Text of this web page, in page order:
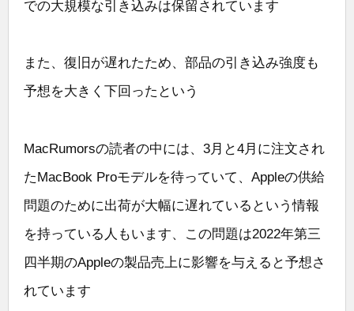
での大規模な引き込みは保留されています
また、復旧が遅れたため、部品の引き込み強度も
予想を大きく下回ったという
MacRumorsの読者の中には、3月と4月に注文され
たMacBook Proモデルを待っていて、Appleの供給
問題のために出荷が大幅に遅れているという情報
を持っている人もいます、この問題は2022年第三
四半期のAppleの製品売上に影響を与えると予想さ
れています